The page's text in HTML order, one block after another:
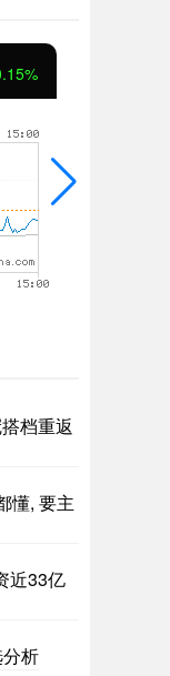
档重返
懂, 要主
近33亿
析